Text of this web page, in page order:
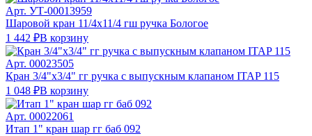
Арт. УТ-00013959
Шаровой кран 11/4х11/4 гш ручка Бологое
1 442 ₽В корзину
Арт. 00023505
Кран 3/4"х3/4" гг ручка с выпускным клапаном ITAP 115
1 048 ₽В корзину
Арт. 00022061
Итап 1" кран шар гг баб 092